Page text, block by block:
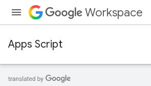
Workspace
Apps Script